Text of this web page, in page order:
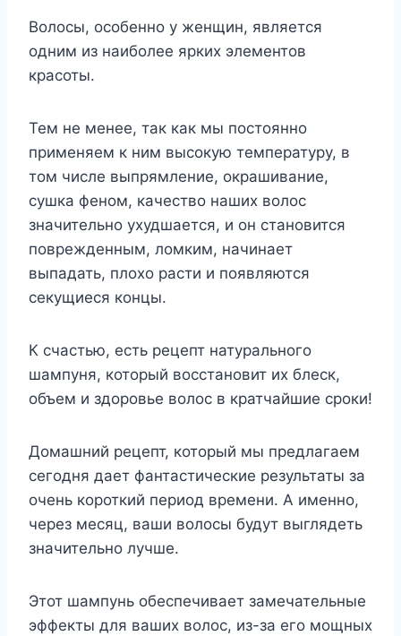
Волосы, особенно у женщин, является
одним из наиболее ярких элементов
красоты.
Тем не менее, так как мы постоянно
применяем к ним высокую температуру, в
том числе выпрямление, окрашивание,
сушка феном, качество наших волос
значительно ухудшается, и он становится
поврежденным, ломким, начинает
выпадать, плохо расти и появляются
секущиеся концы.
К счастью, есть рецепт натурального
шампуня, который восстановит их блеск,
объем и здоровье волос в кратчайшие сроки!
Домашний рецепт, который мы предлагаем
сегодня дает фантастические результаты за
очень короткий период времени. А именно,
через месяц, ваши волосы будут выглядеть
значительно лучше.
Этот шампунь обеспечивает замечательные
эффекты для ваших волос, из-за его мощных